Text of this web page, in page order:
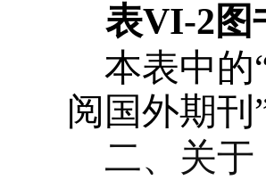
表VI-2
本表中的
阅国外期
二、关